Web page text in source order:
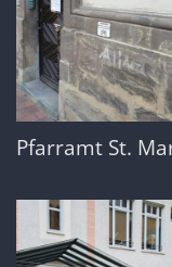
Pfarramt St.